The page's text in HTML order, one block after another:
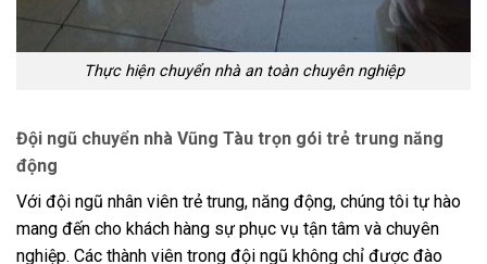
Thực hiện chuyển nhà an toàn chuyên nghiệp
Đội ngũ chuyển nhà Vũng Tàu trọn gói trẻ trung năng
động
Với đội ngũ nhân viên trẻ trung, năng động, chúng tôi tự hào
mang đến cho khách hàng sự phục vụ tận tâm và chuyên
nghiệp. Các thành viên trong đội ngũ không chỉ được đào